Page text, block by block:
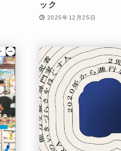
ック
2025年12月25日